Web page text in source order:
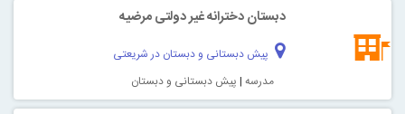
دبستان دخترانه غیر دولتی مرضیه
پیش دبستانی و دبستان در شریعتی
مدرسه | پیش دبستانی و دبستان